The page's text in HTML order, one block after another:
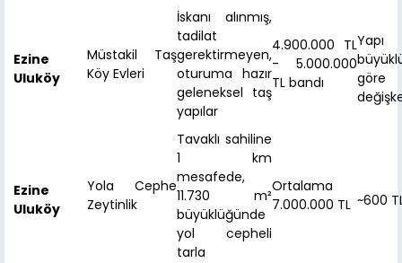
Ezine
Uluköy
Müstakil Taş
Köy Evleri
İskanı alınmış,
tadilat
gerektirmeyen,
oturuma hazır
geleneksel taş
yapılar
4.900.000 TL
- 5.000.000
TL bandı
Yapı
göre
Ezine
Uluköy
Yola Cephe
Zeytinlik
Tavaklı sahiline
1 km
mesafede,
11.730 m²
büyüklüğünde
yol cepheli
tarla
Ortalama
7.000.000 TL ~600